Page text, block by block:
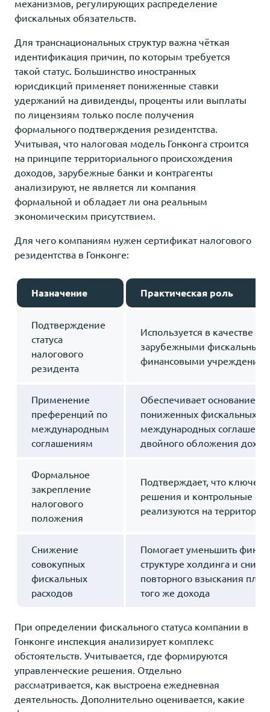
механизмов, регулирующих распределение
фискальных обязательств.
Для транснациональных структур важна чёткая
идентификация причин, по которым требуется
такой статус. Большинство иностранных
юрисдикций применяет пониженные ставки
удержаний на дивиденды, проценты или выплаты
по лицензиям только после получения
формального подтверждения резидентства.
Учитывая, что налоговая модель Гонконга строится
на принципе территориального происхождения
доходов, зарубежные банки и контрагенты
анализируют, не является ли компания
формальной и обладает ли она реальным
экономическим присутствием.
Для чего компаниям нужен сертификат налогового
резидентства в Гонконге:
Назначение Практическая роль
Подтверждение
статуса
налогового
резидента
Используется в качестве
зарубежными
финансовыми
Применение
преференций по
международным
соглашениям
Обеспечивает основание
пониженных фискальных
международных
двойного обложения
Формальное
закрепление
налогового
положения
Подтверждает, что
решения и контрольные
реализуются на территории
Снижение
совокупных
фискальных
расходов
Помогает уменьшить
структуре холдинга и
повторного взыскания
того же дохода
При определении фискального статуса компании в
Гонконге инспекция анализирует комплекс
обстоятельств. Учитывается, где формируются
управленческие решения. Отдельно
рассматривается, как выстроена ежедневная
деятельность. Дополнительно оценивается, какие